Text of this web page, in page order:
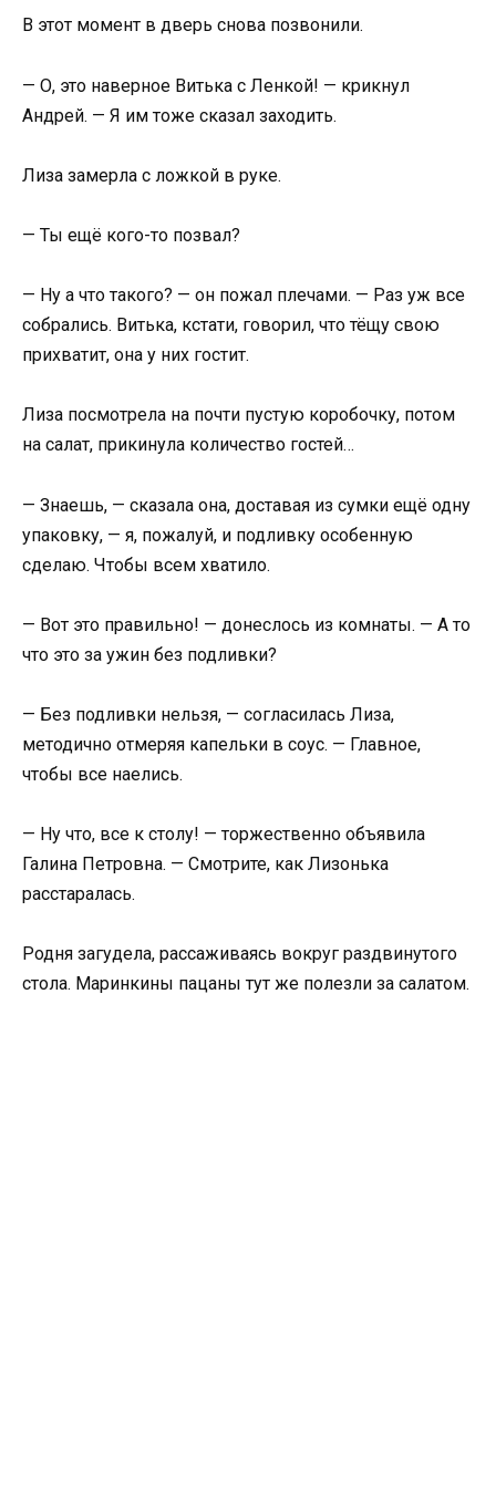
В этот момент в дверь снова позвонили.
— О, это наверное Витька с Ленкой! — крикнул
Андрей. — Я им тоже сказал заходить.
Лиза замерла с ложкой в руке.
— Ты ещё кого-то позвал?
— Ну а что такого? — он пожал плечами. — Раз уж все
собрались. Витька, кстати, говорил, что тёщу свою
прихватит, она у них гостит.
Лиза посмотрела на почти пустую коробочку, потом
на салат, прикинула количество гостей…
— Знаешь, — сказала она, доставая из сумки ещё одну
упаковку, — я, пожалуй, и подливку особенную
сделаю. Чтобы всем хватило.
— Вот это правильно! — донеслось из комнаты. — А то
что это за ужин без подливки?
— Без подливки нельзя, — согласилась Лиза,
методично отмеряя капельки в соус. — Главное,
чтобы все наелись.
— Ну что, все к столу! — торжественно объявила
Галина Петровна. — Смотрите, как Лизонька
расстаралась.
Родня загудела, рассаживаясь вокруг раздвинутого
стола. Маринкины пацаны тут же полезли за салатом.